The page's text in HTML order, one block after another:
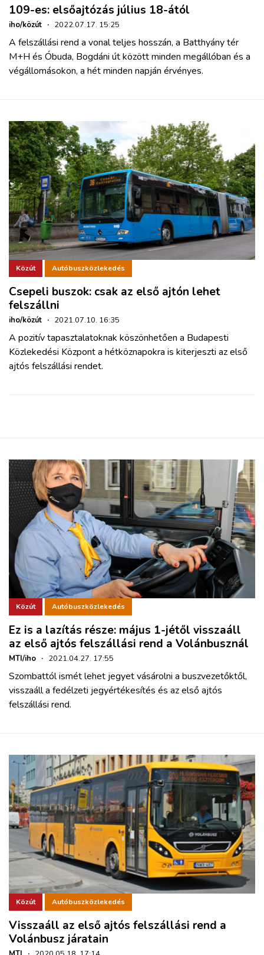
109-es: elsőajtózás július 18-ától
iho/közút · 2022.07.17. 15:25
A felszállási rend a vonal teljes hosszán, a Batthyány tér
M+H és Óbuda, Bogdáni út között minden megállóban és a
végállomásokon, a hét minden napján érvényes.
Közút Autóbuszközlekedés
Csepeli buszok: csak az első ajtón lehet
felszállni
iho/közút · 2021.07.10. 16:35
A pozitív tapasztalatoknak köszönhetően a Budapesti
Közlekedési Központ a hétköznapokra is kiterjeszti az első
ajtós felszállási rendet.
Közút Autóbuszközlekedés
Ez is a lazítás része: május 1-jétől visszaáll
az első ajtós felszállási rend a Volánbusznál
MTI/iho · 2021.04.27. 17:55
Szombattól ismét lehet jegyet vásárolni a buszvezetőktől,
visszaáll a fedélzeti jegyértékesítés és az első ajtós
felszállási rend.
Közút Autóbuszközlekedés
Visszaáll az első ajtós felszállási rend a
Volánbusz járatain